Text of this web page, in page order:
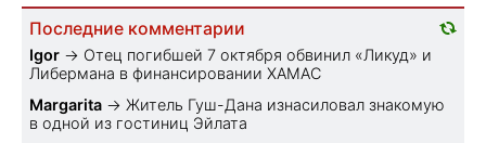
Последние комментарии
Igor → Отец погибшей 7 октября обвинил «Ликуд» и
Либермана в финансировании ХАМАС
Margarita → Житель Гуш-Дана изнасиловал знакомую
в одной из гостиниц Эйлата